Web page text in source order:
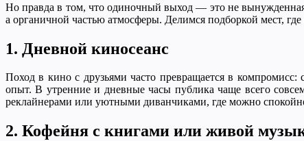
Но правда в том, что одиночный выход — это не вынужденная
а органичной частью атмосферы. Делимся подборкой мест,
1. Дневной киносеанс
Поход в кино с друзьями часто превращается в
опыт. В утренние и дневные часы публика чаще всего
реклайнерами или уютными диванчиками, где можно
2. Кофейня с книгами или живой